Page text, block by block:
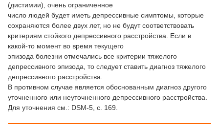
(дистимии), очень ограниченное
число людей будет иметь депрессивные симптомы, которые
сохраняются более двух лет, но не будут соответствовать
критериям стойкого депрессивного расстройства. Если в
какой-то момент во время текущего
эпизода болезни отмечались все критерии тяжелого
депрессивного эпизода, то следует ставить диагноз тяжелого
депрессивного расстройства.
В противном случае является обоснованным диагноз другого
уточненного или неуточненного депрессивного расстройства.
Для уточнения см.: DSM-5, c. 169.